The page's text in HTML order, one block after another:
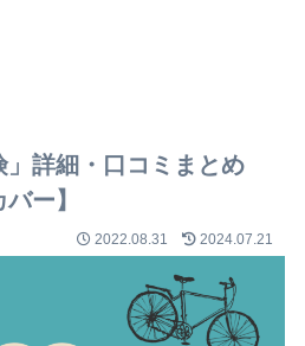
詳細・口コミまとめ
ー】
2022.08.31 2024.07.21